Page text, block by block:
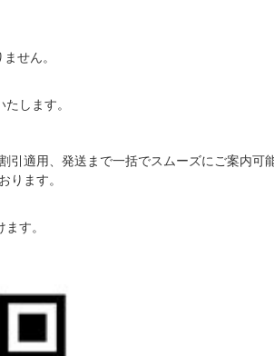
せん。
します。
引適用、発送まで一括でスムーズにご案内可
ります。
す。